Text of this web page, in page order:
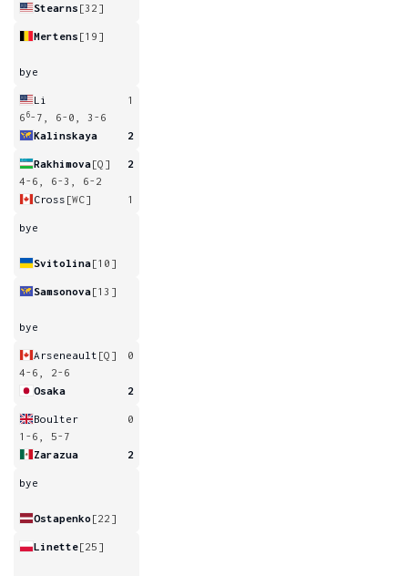
Stearns [32]
Mertens [19]
bye
Li
1
6 6-7, 6-0, 3-6
Kalinskaya
2
Rakhimova[Q]
2
4-6, 6-3, 6-2
Cross [WC] 1
bye
Svitolina[10]
Samsonova[13]
bye
Arseneault [Q]
0
4-6, 2-6
Osaka
2
Boulter
0
1-6, 5-7
Zarazua
2
bye
Ostapenko [22]
Linette[25]